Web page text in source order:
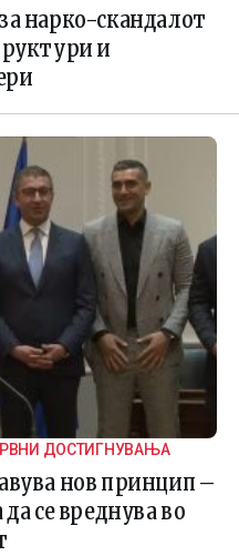
нарко-скандалот
и
ДОСТИГНУВАЊА
нов принцип –
се вреднува во